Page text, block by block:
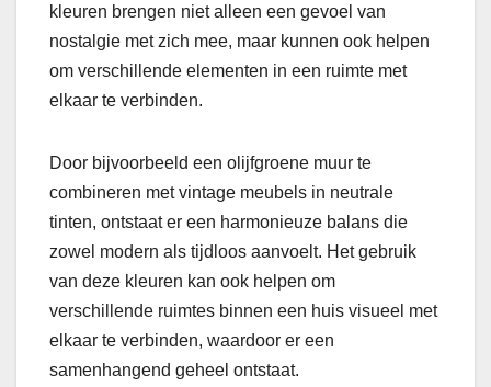
kleuren brengen niet alleen een gevoel van
nostalgie met zich mee, maar kunnen ook helpen
om verschillende elementen in een ruimte met
elkaar te verbinden.
Door bijvoorbeeld een olijfgroene muur te
combineren met vintage meubels in neutrale
tinten, ontstaat er een harmonieuze balans die
zowel modern als tijdloos aanvoelt. Het gebruik
van deze kleuren kan ook helpen om
verschillende ruimtes binnen een huis visueel met
elkaar te verbinden, waardoor er een
samenhangend geheel ontstaat.